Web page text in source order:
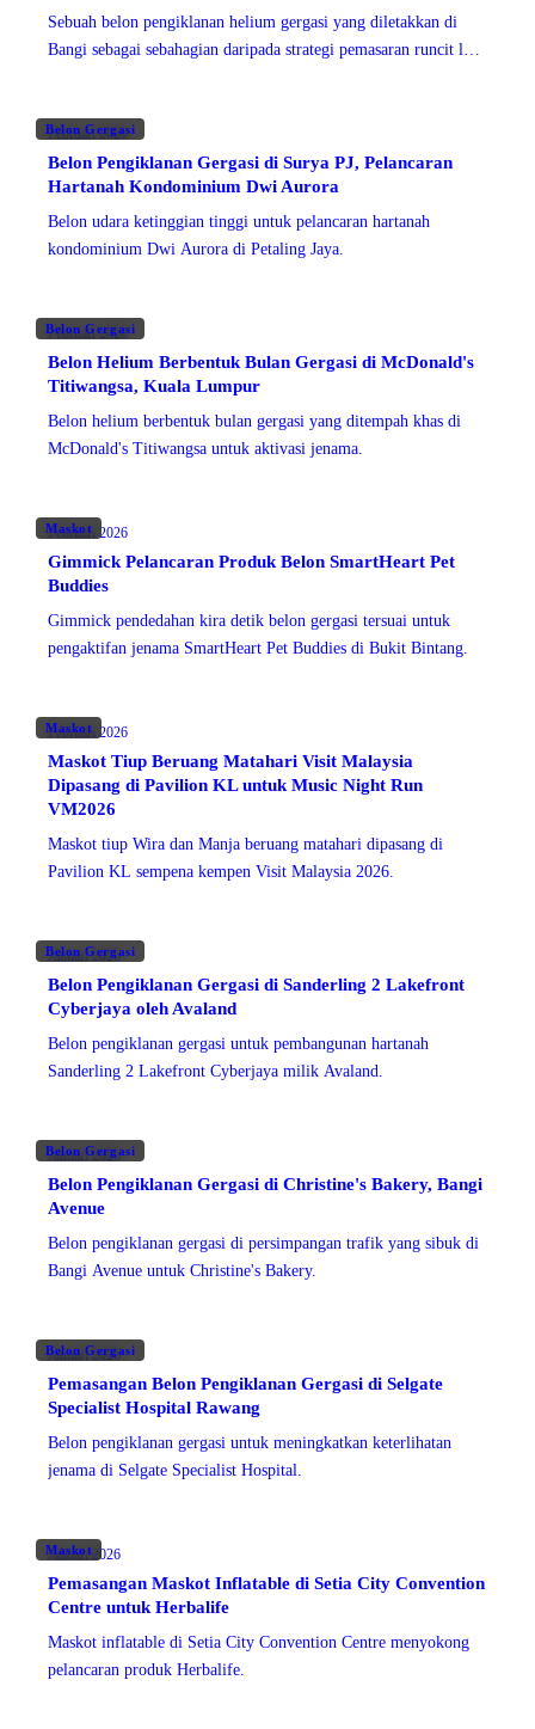
Sebuah belon pengiklanan helium gergasi yang diletakkan di
Bangi sebagai sebahagian daripada strategi pemasaran runcit luar
Belon Gergasi
Februari 2026
Belon Pengiklanan Gergasi di Surya PJ, Pelancaran
Hartanah Kondominium Dwi Aurora
Belon udara ketinggian tinggi untuk pelancaran hartanah
kondominium Dwi Aurora di Petaling Jaya.
Belon Gergasi
Februari 2026
Belon Helium Berbentuk Bulan Gergasi di McDonald's
Titiwangsa, Kuala Lumpur
Belon helium berbentuk bulan gergasi yang ditempah khas di
McDonald's Titiwangsa untuk aktivasi jenama.
Maskot
Februari 2026
Gimmick Pelancaran Produk Belon SmartHeart Pet
Buddies
Gimmick pendedahan kira detik belon gergasi tersuai untuk
pengaktifan jenama SmartHeart Pet Buddies di Bukit Bintang.
Maskot
Februari 2026
Maskot Tiup Beruang Matahari Visit Malaysia
Dipasang di Pavilion KL untuk Music Night Run
VM2026
Maskot tiup Wira dan Manja beruang matahari dipasang di
Pavilion KL sempena kempen Visit Malaysia 2026.
Belon Gergasi
Januari 2026
Belon Pengiklanan Gergasi di Sanderling 2 Lakefront
Cyberjaya oleh Avaland
Belon pengiklanan gergasi untuk pembangunan hartanah
Sanderling 2 Lakefront Cyberjaya milik Avaland.
Belon Gergasi
Januari 2026
Belon Pengiklanan Gergasi di Christine's Bakery, Bangi
Avenue
Belon pengiklanan gergasi di persimpangan trafik yang sibuk di
Bangi Avenue untuk Christine's Bakery.
Belon Gergasi
Januari 2026
Pemasangan Belon Pengiklanan Gergasi di Selgate
Specialist Hospital Rawang
Belon pengiklanan gergasi untuk meningkatkan keterlihatan
jenama di Selgate Specialist Hospital.
Maskot
Januari 2026
Pemasangan Maskot Inflatable di Setia City Convention
Centre untuk Herbalife
Maskot inflatable di Setia City Convention Centre menyokong
pelancaran produk Herbalife.